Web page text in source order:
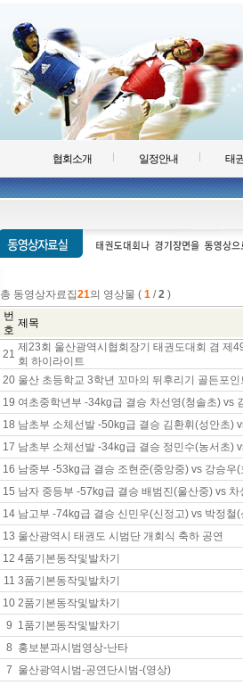
협회소개 일정안내 태
총 동영상자료집21의 영상물 ( 1 /2 )
번
호
제목
21
제23회 울산광역시협회장기 태권도대회 겸 제
회 하이라이트
20 울산 초등학교 3학년 꼬마의 뒤후리기 골든포인
19 여초중학년부 -34kg급 결승 차선영(청솔초) vs
18 남초부 소체선발 -50kg급 결승 김환휘(성안초)
17 남초부 소체선발 -34kg급 결승 정민수(농서초)
16 남중부 -53kg급 결승 조현준(중앙중) vs 강승우
15 남자 중등부 -57kg급 결승 배범진(울산중) vs 차
14 남고부 -74kg급 결승 신민우(신정고) vs 박정철
13 울산광역시 태권도 시범단 개회식 축하 공연
12 4품기본동작및발차기
11 3품기본동작및발차기
10 2품기본동작및발차기
9 1품기본동작및발차기
8 홍보분과시범영상-난타
7 울산광역시범-공연단시범-(영상)